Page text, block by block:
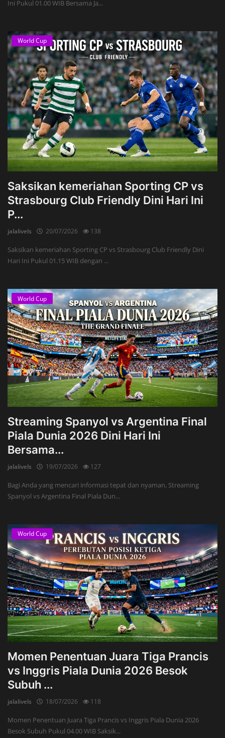
Ini Pukul 01.00 WIB Bersama Ja...
World Cup
Saksikan kemeriahan Sporting CP vs
Strasbourg Club Friendly Dini Hari Ini
P...
jalalivels 20/07/2026 138
Saksikan kemeriahan Sporting CP vs Strasbourg Club Friendly Dini
Hari Ini Pukul 01.15 WIB dengan ...
World Cup
Streaming Spanyol vs Argentina Final
Piala Dunia 2026 Dini Hari Ini
Bersama...
jalalivels 19/07/2026 127
Bagi Anda yang mencari informasi tepat dan nyaman, Streaming
Spanyol vs Argentina Final Piala Dun...
World Cup
Momen Penentuan Juara Tiga Prancis
vs Inggris Piala Dunia 2026 Besok
Subuh ...
jalalivels 18/07/2026 118
Momen Penentuan Juara Tiga Prancis vs Inggris Piala Dunia 2026
Besok Subuh Pukul 04.00 WIB Saksik...